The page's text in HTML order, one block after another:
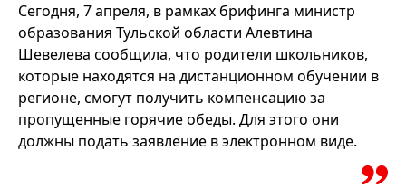
Сегодня, 7 апреля, в рамках брифинга министр
образования Тульской области Алевтина
Шевелева сообщила, что родители школьников,
которые находятся на дистанционном обучении в
регионе, смогут получить компенсацию за
пропущенные горячие обеды. Для этого они
должны подать заявление в электронном виде.